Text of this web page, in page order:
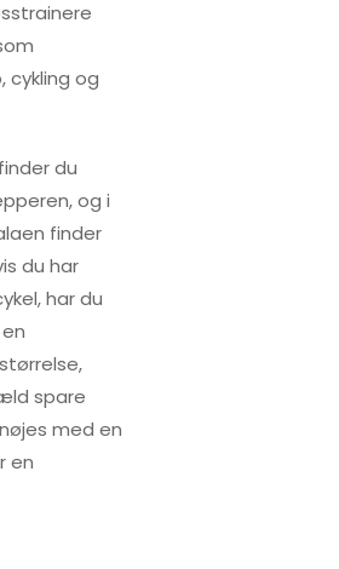
cykling og
du
og i
finder
du har
har du
spare
med en
en